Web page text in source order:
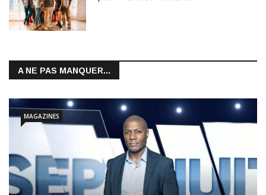
A NE PAS MANQUER...
MAGAZINES